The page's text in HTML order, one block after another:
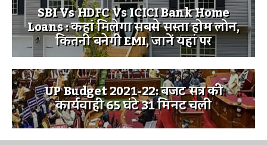
SBI Vs HDFC Vs ICICI Bank Home
Loans : कहां मिलेगा सबसे सस्ता होम लोन,
कितनी बनेगी EMI, जानें यहां पर
UP Budget 2021-22: बजट सत्र की
कार्यवाही 65 घंटे 31 मिनट चली